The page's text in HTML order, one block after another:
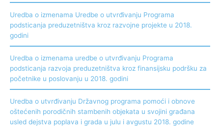
Uredba o izmenama Uredbe o utvrđivanju Programa
podsticanja preduzetništva kroz razvojne projekte u 2018.
godini
Uredba o izmenama uredbe o utvrđivanju Programa
podsticanja razvoja preduzetništva kroz finansijsku podršku za
početnike u poslovanju u 2018. godini
Uredba o utvrđivanju Državnog programa pomoći i obnove
oštećenih porodičnih stambenih objekata u svojini građana
usled dejstva poplava i grada u julu i avgustu 2018. godine